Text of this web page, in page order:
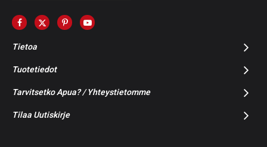
Tietoa
Tuotetiedot
Tarvitsetko Apua? / Yhteystietomme
Tilaa Uutiskirje